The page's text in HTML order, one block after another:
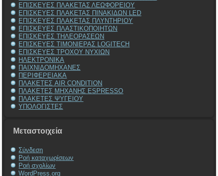
ΕΠΙΣΚΕΥΕΣ ΠΛΑΚΕΤΑΣ ΛΕΩΦΟΡΕΙΟΥ
ΕΠΙΣΚΕΥΕΣ ΠΛΑΚΕΤΑΣ ΠΙΝΑΚΙΔΩΝ LED
ΕΠΙΣΚΕΥΕΣ ΠΛΑΚΕΤΑΣ ΠΛΥΝΤΗΡΙΟΥ
ΕΠΙΣΚΕΥΕΣ ΠΛΑΣΤΙΚΟΠΟΙΗΤΩΝ
ΕΠΙΣΚΕΥΕΣ ΤΗΛΕΟΡΑΣΕΩΝ
ΕΠΙΣΚΕΥΕΣ ΤΙΜΟΝΙΕΡΑΣ LOGITECH
ΕΠΙΣΚΕΥΕΣ ΤΡΟΧΟΥ ΝΥΧΙΩΝ
ΗΛΕΚΤΡΟΝΙΚΑ
ΠΑΙΧΝΙΔΟΜΗΧΑΝΕΣ
ΠΕΡΙΦΕΡΕΙΑΚΑ
ΠΛΑΚΕΤΕΣ AIR CONDITION
ΠΛΑΚΕΤΕΣ ΜΗΧΑΝΗΣ ESPRESSO
ΠΛΑΚΕΤΕΣ ΨΥΓΕΙΟΥ
ΥΠΟΛΟΓΙΣΤΕΣ
Μεταστοιχεία
Σύνδεση
Ροή καταχωρίσεων
Ροή σχολίων
WordPress.org